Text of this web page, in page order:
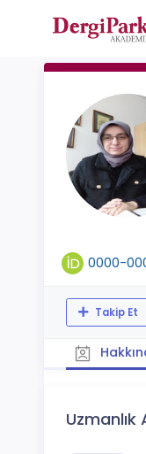
0000-
Takip Et
Uzmanlık